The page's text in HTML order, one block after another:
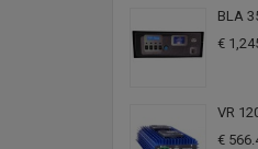
BLA
€
VR
€